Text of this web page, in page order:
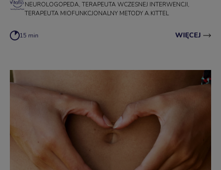
NEUROLOGOPEDA, TERAPEUTA WCZESNEJ INTERWENCJI,
TERAPEUTA MIOFUNKCJONALNY METODY A.KITTEL
15 min WIĘCEJ